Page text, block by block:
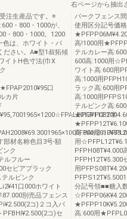
注生産品です。※
・800・1000が、
・800・1000。1200
色は、ホワイト・パ
ださい。A■型1叔拓傾
イトH色寸法(巾X
口
カ片
材名称色目3号‐額
ンク
ルフルー
セピアプラック
ルピンク
口000ホワイト
別売品フェンス
コ)２コ入パ
コ)セ
右ページから抽出
パークフェンス
使用区分記号価
高!1000用
テルカレー高
600高:1000用
ワイト高:600用
高:1000用
ラック高:600用
高:1000用
テルビンク高
★PFPP08T半
高:800用
用
PFPH08T¥4.000
PFPH12T¥5.300
用
分記号領■■糖
高:600用